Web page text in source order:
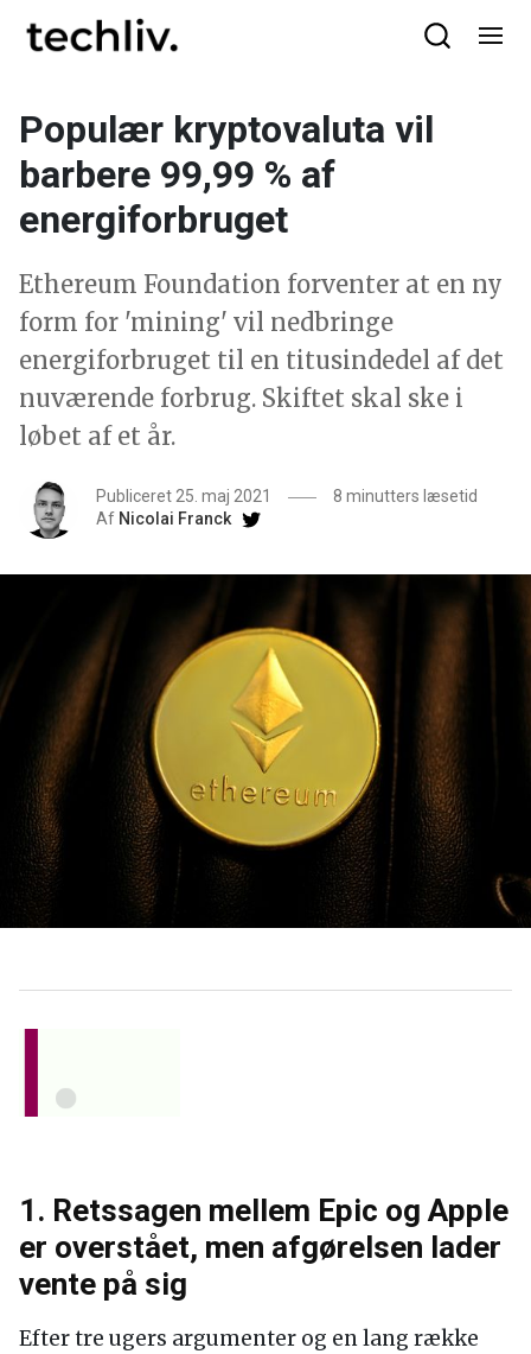
Populær kryptovaluta vil
barbere 99,99 % af
energiforbruget
Ethereum Foundation forventer at en ny
form for 'mining' vil nedbringe
energiforbruget til en titusindedel af det
nuværende forbrug. Skiftet skal ske i
løbet af et år.
Publiceret 25. maj 2021
8 minutters læsetid
Af Nicolai Franck
1. Retssagen mellem Epic og Apple
er overstået, men afgørelsen lader
vente på sig
Efter tre ugers argumenter og en lang række